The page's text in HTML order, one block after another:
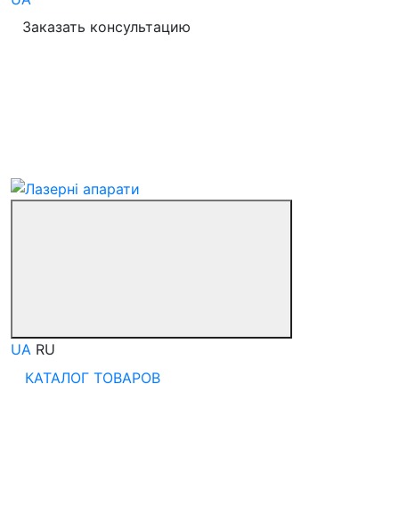
Заказать консультацию
UA RU
КАТАЛОГ ТОВАРОВ